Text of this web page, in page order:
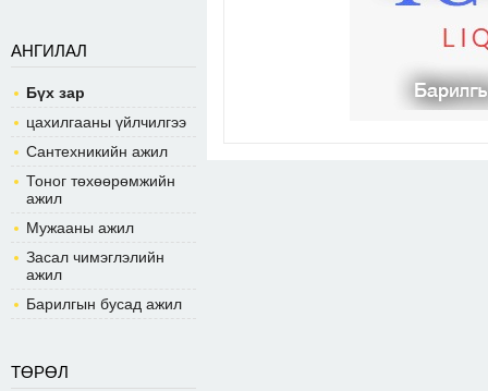
АНГИЛАЛ
Бүх зар
цахилгааны үйлчилгээ
Сантехникийн ажил
Тоног төхөөрөмжийн
ажил
Мужааны ажил
Засал чимэглэлийн
ажил
Барилгын бусад ажил
ТӨРӨЛ